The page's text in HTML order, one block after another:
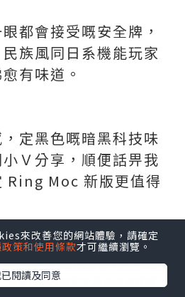
都會接受嘅安全牌，
族風同日系機能玩家
有味道。
定黑色嘅暗黑科技味
Ｖ分享，順便話畀我
Ring Moc 新版更值得
並不代表本站的立場。因此本站對
準確性及完整性不負任何法律責
來改善您的網站體驗，請確定
策和使用條款才可繼續瀏覽。
閱讀及同意